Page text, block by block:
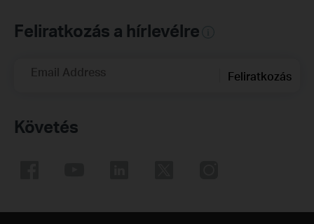
Feliratkozás a hírlevélre
Email Address Feliratkozás
Követés